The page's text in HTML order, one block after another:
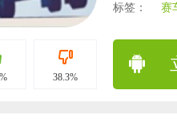
38.3%
标签： 赛